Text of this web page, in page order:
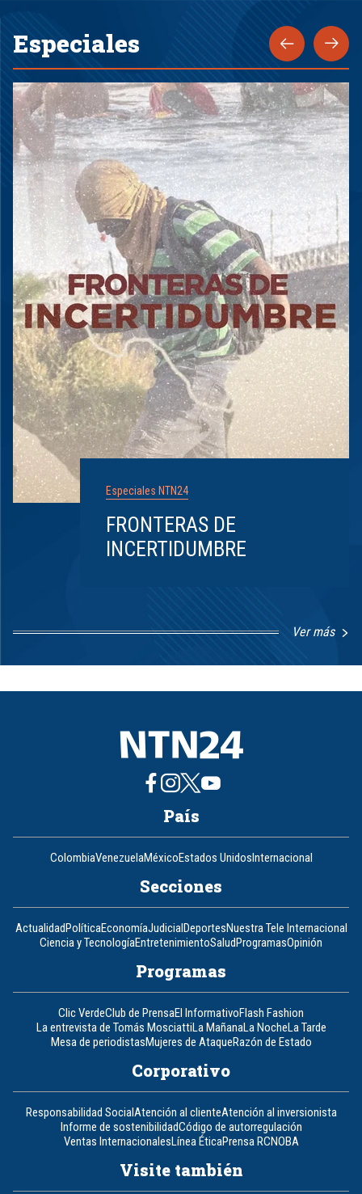
Especiales
Especiales NTN24
FRONTERAS DE
INCERTIDUMBRE
Ver más
1
8
País
ColombiaVenezuelaMéxicoEstados UnidosInternacional
Secciones
ActualidadPolíticaEconomíaJudicialDeportesNuestra Tele Internacional
Ciencia y TecnologíaEntretenimientoSaludProgramasOpinión
Programas
Clic VerdeClub de PrensaEl InformativoFlash Fashion
La entrevista de Tomás MosciattiLa MañanaLa NocheLa Tarde
Mesa de periodistasMujeres de AtaqueRazón de Estado
Corporativo
Responsabilidad SocialAtención al clienteAtención al inversionista
Informe de sostenibilidadCódigo de autorregulación
Ventas InternacionalesLínea ÉticaPrensa RCNOBA
Visite también